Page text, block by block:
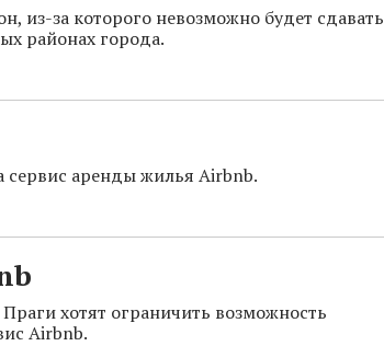
из-за которого невозможно будет сдавать
районах города.
аренды жилья Airbnb.
хотят ограничить возможность
Airbnb.